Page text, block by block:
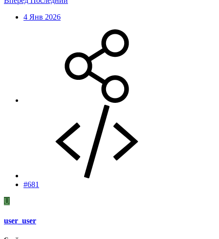
4 Янв 2026
#681
U
user_user